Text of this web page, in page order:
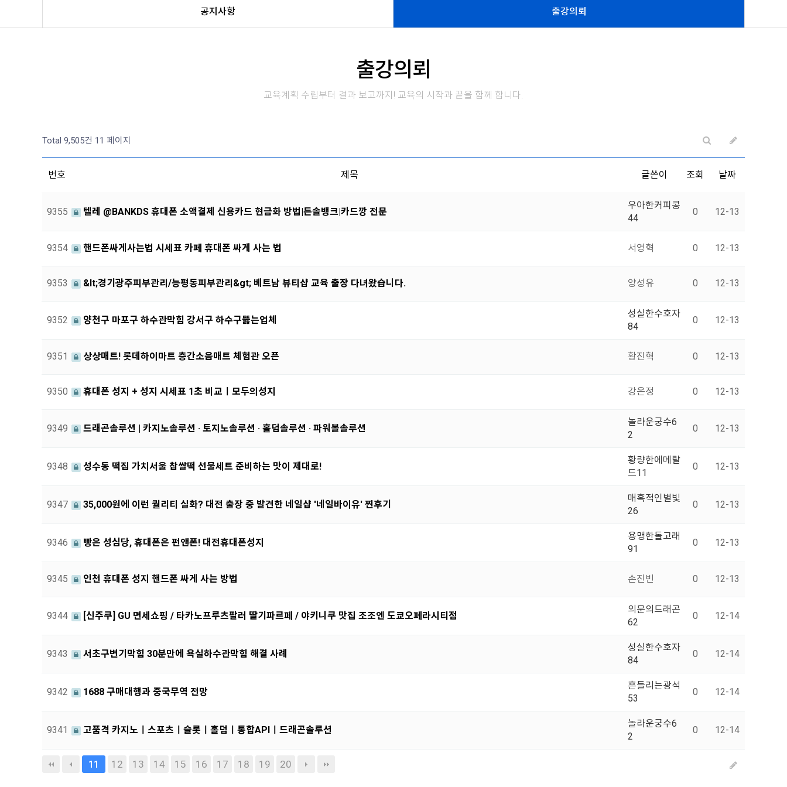
공지사항 출강의뢰
출강의뢰
교육계획 수립부터 결과 보고까지! 교육의 시작과 끝을 함께 합니다.
Total 9,505건 11 페이지
번호 제목 글쓴이 조회 날짜
9355 텔레 @BANKDS 휴대폰 소액결제 신용카드 현금화 방법|든솔뱅크|카드깡 전문
우아한커피콩
44
0 12-13
9354 핸드폰싸게사는법 시세표 카페 휴대폰 싸게 사는 법 서영혁 0 12-13
9353 &lt;경기광주피부관리/능평동피부관리&gt; 베트남 뷰티샵 교육 출장 다녀왔습니다. 양성유 0 12-13
9352 양천구 마포구 하수관막힘 강서구 하수구뚫는업체
성실한수호자
84
0 12-13
9351 상상매트! 롯데하이마트 층간소음매트 체험관 오픈 황진혁 0 12-13
9350 휴대폰 성지 + 성지 시세표 1초 비교ㅣ모두의성지 강은정 0 12-13
9349 드래곤솔루션 | 카지노솔루션 · 토지노솔루션 · 홀덤솔루션 · 파워볼솔루션
놀라운궁수6
2
0 12-13
9348 성수동 떡집 가치서울 찹쌀떡 선물세트 준비하는 맛이 제대로!
황량한에메랄
드11
0 12-13
9347 35,000원에 이런 퀄리티 실화? 대전 출장 중 발견한 네일샵 '네일바이유' 찐후기
매혹적인별빛
26
0 12-13
9346 빵은 성심당, 휴대폰은 펀앤폰! 대전휴대폰성지
용맹한돌고래
91
0 12-13
9345 인천 휴대폰 성지 핸드폰 싸게 사는 방법 손진빈 0 12-13
9344 [신주쿠] GU 면세쇼핑 / 타카노프루츠팔러 딸기파르페 / 야키니쿠 맛집 조조엔 도쿄오페라시티점
의문의드래곤
62
0 12-14
9343 서초구변기막힘 30분만에 욕실하수관막힘 해결 사례
성실한수호자
84
0 12-14
9342 1688 구매대행과 중국무역 전망
흔들리는광석
53
0 12-14
9341 고품격 카지노ㅣ스포츠ㅣ슬롯ㅣ홀덤ㅣ통합APIㅣ드래곤솔루션
놀라운궁수6
2
0 12-14
11 12 13 14 15 16 17 18 19 20